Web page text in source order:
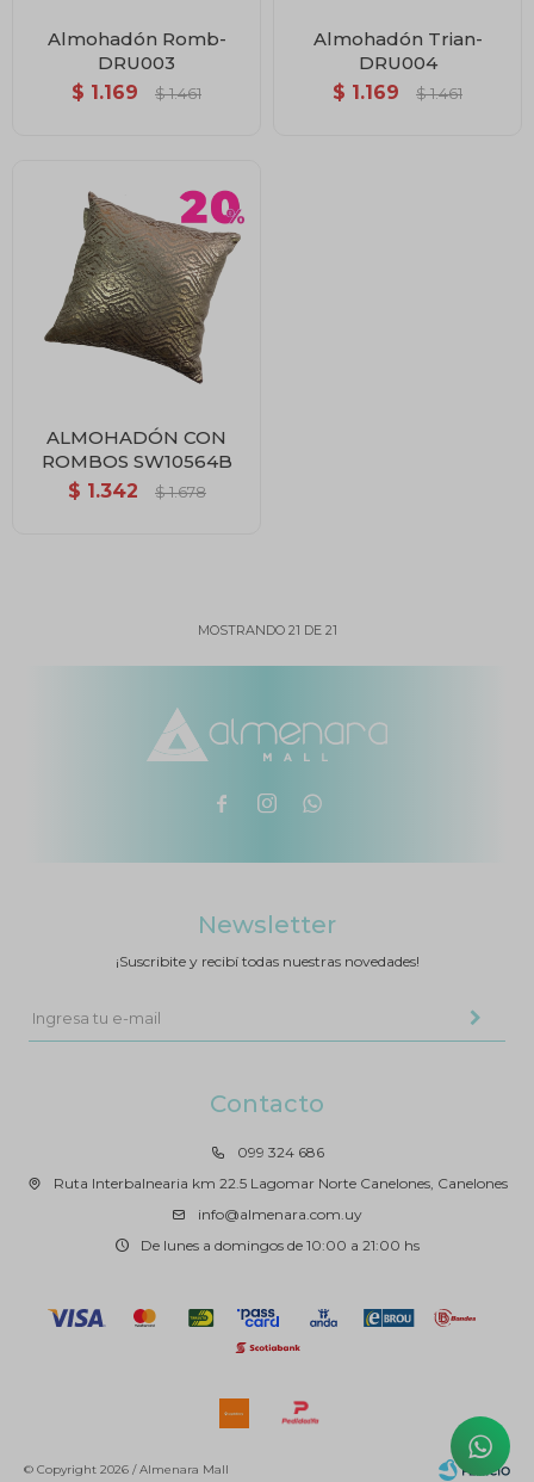
Almohadón Romb-
DRU003
$ 1.169 $ 1.461
Almohadón Trian-
DRU004
$ 1.169 $ 1.461
ALMOHADÓN CON
ROMBOS SW10564B
$ 1.342 $ 1.678
MOSTRANDO 21 DE 21
  
Contacto
099 324 686
Ruta Interbalnearia km 22.5 Lagomar Norte Canelones, Canelones
info@almenara.com.uy
De lunes a domingos de 10:00 a 21:00 hs
Newsletter
¡Suscribite y recibí todas nuestras novedades!
© Copyright 2026 / Almenara Mall